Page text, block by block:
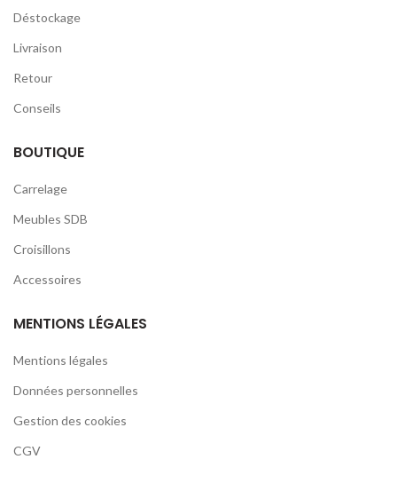
Déstockage
Livraison
Retour
Conseils
BOUTIQUE
Carrelage
Meubles SDB
Croisillons
Accessoires
MENTIONS LÉGALES
Mentions légales
Données personnelles
Gestion des cookies
CGV